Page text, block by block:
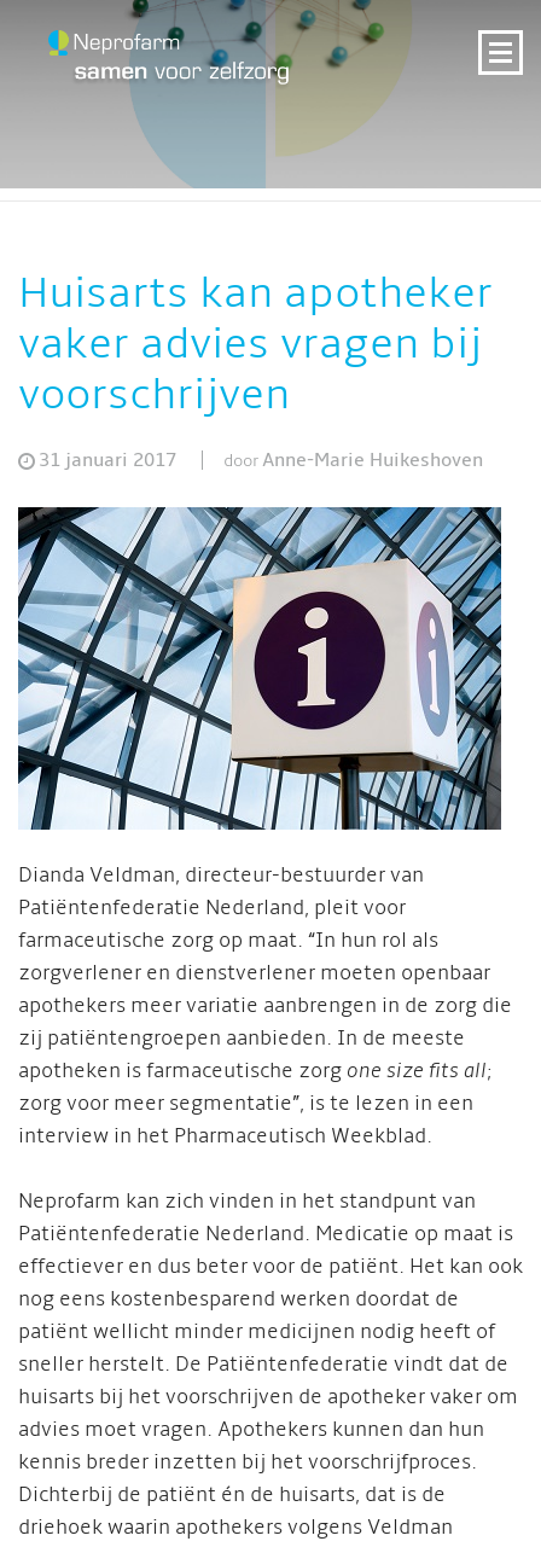
Huisarts kan apotheker
vaker advies vragen bij
voorschrijven
31 januari 2017 door Anne-Marie Huikeshoven
Dianda Veldman, directeur-bestuurder van
Patiëntenfederatie Nederland, pleit voor
farmaceutische zorg op maat. “In hun rol als
zorgverlener en dienstverlener moeten openbaar
apothekers meer variatie aanbrengen in de zorg die
zij patiëntengroepen aanbieden. In de meeste
apotheken is farmaceutische zorg one size fits all;
zorg voor meer segmentatie”, is te lezen in een
interview in het Pharmaceutisch Weekblad.
Neprofarm kan zich vinden in het standpunt van
Patiëntenfederatie Nederland. Medicatie op maat is
effectiever en dus beter voor de patiënt. Het kan ook
nog eens kostenbesparend werken doordat de
patiënt wellicht minder medicijnen nodig heeft of
sneller herstelt. De Patiëntenfederatie vindt dat de
huisarts bij het voorschrijven de apotheker vaker om
advies moet vragen. Apothekers kunnen dan hun
kennis breder inzetten bij het voorschrijfproces.
Dichterbij de patiënt én de huisarts, dat is de
driehoek waarin apothekers volgens Veldman